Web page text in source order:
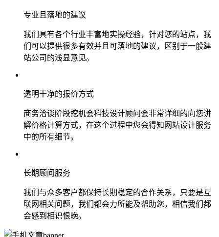
专业且落地的建议
我们具有各个行业丰富地实操经验，针对您的站点，我
们可以提供很多有效并且可落地的建议，区别于一般建
站公司的浅显意见。
透明干净的报价方式
商务洽谈阶段挖机会科技设计顾问会非常详细的向您讲
解价格计算方式，在这个过程中您会得知网站设计服务
中的所有细节。
长期顾问服务
我们与众多客户都保持长期稳定的合作关系，只要是互
联网相关问题，我们都会力所能及帮助您，相信我们都
会感到相识恨晚。